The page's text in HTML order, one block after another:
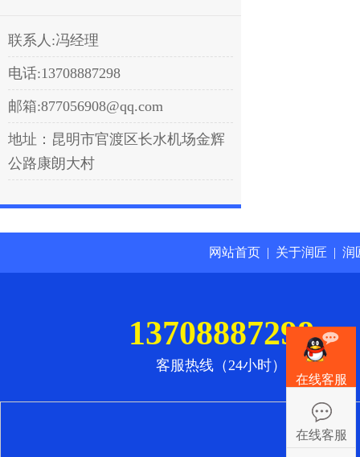
联系人:冯经理
电话:13708887298
邮箱:877056908@qq.com
地址：昆明市官渡区长水机场金辉
公路康朗大村
网站首页 | 关于润匠 | 润
13708887298
客服热线（24小时）
在线客服
在线客服